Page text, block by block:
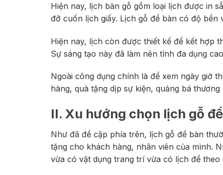
Hiện nay, lịch bàn gỗ gồm loại lịch được in
đỡ cuốn lịch giấy. Lịch gỗ để bàn có độ bền
Hiện nay, lịch còn được thiết kế để kết hợp
Sự sáng tạo này đã làm nên tính đa dụng
Ngoài công dụng chính là để xem ngày giờ
hàng, quà tặng dịp sự kiện, quảng bá
II. Xu hướng chọn lịch gỗ
Như đã đề cập phía trên, lịch gỗ để bàn
tặng cho khách hàng, nhân viên của mình.
vừa có vật dụng trang trí vừa có lịch để theo